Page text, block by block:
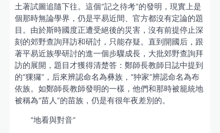
土著試圖追隨下往。這個“記之待考”的發明，現實上是
個那時無論學界，仍是平易近間、官方都沒有定論的題
目。由於斯時國度正遭受絕後的災害，沒有前提停止深
刻的郊野查詢拜訪和研討，只能存疑。直到開國后，跟
著平易近族學研討的進一個步驟成長，大批郊野查詢拜
訪的展開，題目才獲得清楚答：鄭師長教師日誌中提到
的“猓玀”，后來辨認命名為彝族，“狆家”辨認命名為布
依族。如鄭師長教師發明的一樣，他們和那時被籠統地
被稱為“苗人”的苗族，仍是有很年夜差別的。
“地看與對音”